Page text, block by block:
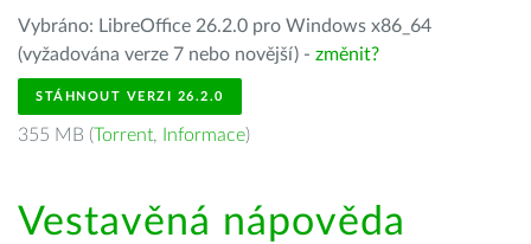
Vybráno: LibreOffice 26.2.0 pro Windows x86_64
(vyžadována verze 7 nebo novější) - změnit?
STÁHNOUT VERZI 26.2.0
355 MB (Torrent, Informace)
Vestavěná nápověda